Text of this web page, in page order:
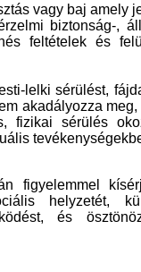
vagy baj amely
biztonság-,
feltételek és
lelki sérülést,
akadályozza
fizikai sérülés
figyelemmel
helyzetét,
és